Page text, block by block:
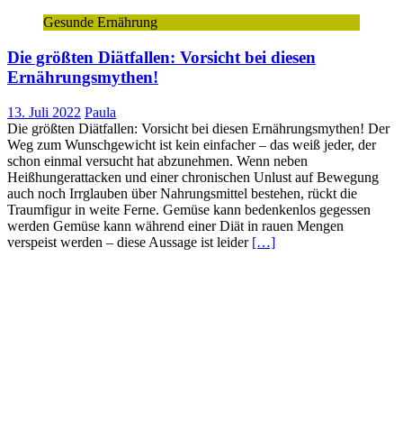
Gesunde Ernährung
Die größten Diätfallen: Vorsicht bei diesen
Ernährungsmythen!
13. Juli 2022 Paula
Die größten Diätfallen: Vorsicht bei diesen Ernährungsmythen! Der
Weg zum Wunschgewicht ist kein einfacher – das weiß jeder, der
schon einmal versucht hat abzunehmen. Wenn neben
Heißhungerattacken und einer chronischen Unlust auf Bewegung
auch noch Irrglauben über Nahrungsmittel bestehen, rückt die
Traumfigur in weite Ferne. Gemüse kann bedenkenlos gegessen
werden Gemüse kann während einer Diät in rauen Mengen
verspeist werden – diese Aussage ist leider […]